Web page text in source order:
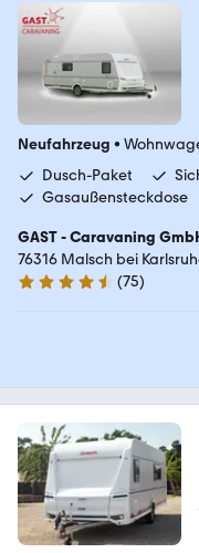
Neufahrzeug •
Dusch-Paket
Gasaußensteckdose
GAST - Caravaning
76316 Malsch bei
4.3 Sterne
(75)